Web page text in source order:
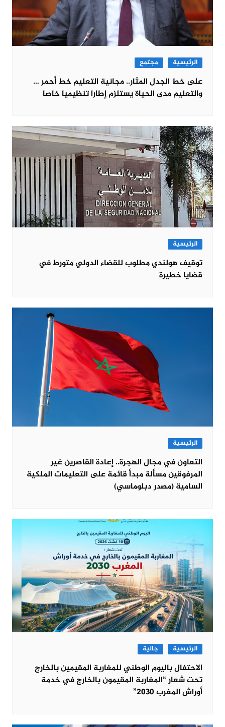
الرئيسية مجتمع
على خط الجدل المثار.. مجانية التعليم خط أحمر …
والتعليم مدى الحياة يستلزم إطارا تنظيميا خاصا
الرئيسية
توقيف هولندي مطلوب للقضاء الدولي متورط في
قضايا خطيرة
الرئيسية
التعاون في مجال الهجرة.. إعادة القاصرين غير
المرفوقين مسألة مبدأ قائمة على التعليمات الملكية
السامية (مصدر دبلوماسي)
الرئيسية جالية
الاحتفال باليوم الوطني للمغاربة المقيمين بالخارج
تحت شعار “المغاربة المقيمون بالخارج في خدمة
أوراش المغرب 2030”